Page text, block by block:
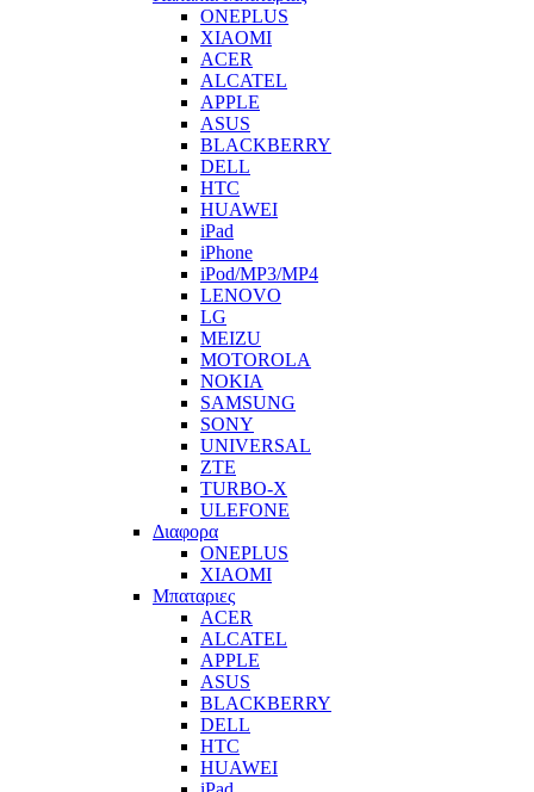
ONEPLUS
XIAOMI
ACER
ALCATEL
APPLE
ASUS
BLACKBERRY
DELL
HTC
HUAWEI
iPad
iPhone
iPod/MP3/MP4
LENOVO
LG
MEIZU
MOTOROLA
NOKIA
SAMSUNG
SONY
UNIVERSAL
ZTE
TURBO-X
ULEFONE
Διαφορα
ONEPLUS
XIAOMI
Μπαταριες
ACER
ALCATEL
APPLE
ASUS
BLACKBERRY
DELL
HTC
HUAWEI